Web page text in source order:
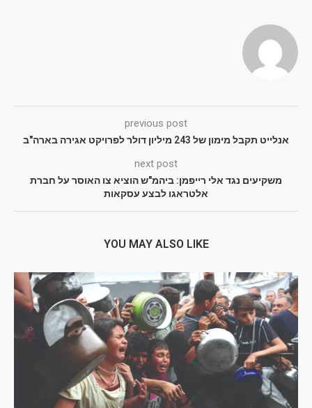
previous post
אנלייט תקבל מימון של 243 מיליון דולר לפרויקט אגירה בארה"ב
next post
משקיעים נגד אלי רייפמן: ביהמ"ש הוציא צו האוסר על חברת
אלטראגו לבצע עסקאות
YOU MAY ALSO LIKE